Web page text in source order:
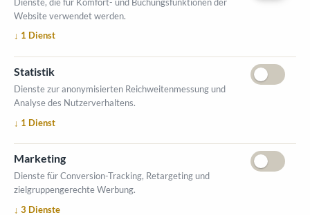
ÖFFNUNGSZEITEN MESSE
2. Oktober 2026, 9-16 Uhr
VERANSTALTUNGSORT
Salzburger Messe
Messezentrum 1
5020 Salzburg
Ausstellerverzeichnis
Website verwendet werden.
↓ 1 Dienst
Statistik
Dienste zur anonymisierten Reichweitenmessung und
Analyse des Nutzerverhaltens.
↓ 1 Dienst
Marketing
Dienste für Conversion-Tracking, Retargeting und
zielgruppengerechte Werbung.
↓ 3 Dienste